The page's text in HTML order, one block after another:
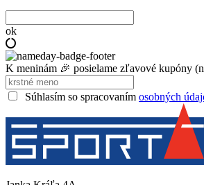
ok
K meninám 🎉 posielame zľavové kupóny
Súhlasím so spracovaním osobných